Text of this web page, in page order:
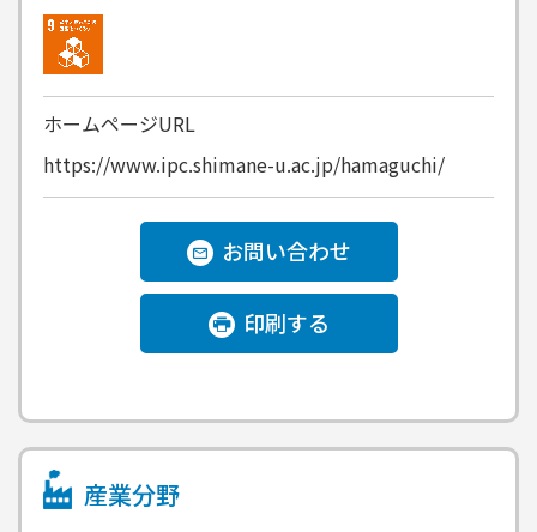
ホームページURL
https://www.ipc.shimane-u.ac.jp/hamaguchi/
お問い合わせ
印刷する
産業分野